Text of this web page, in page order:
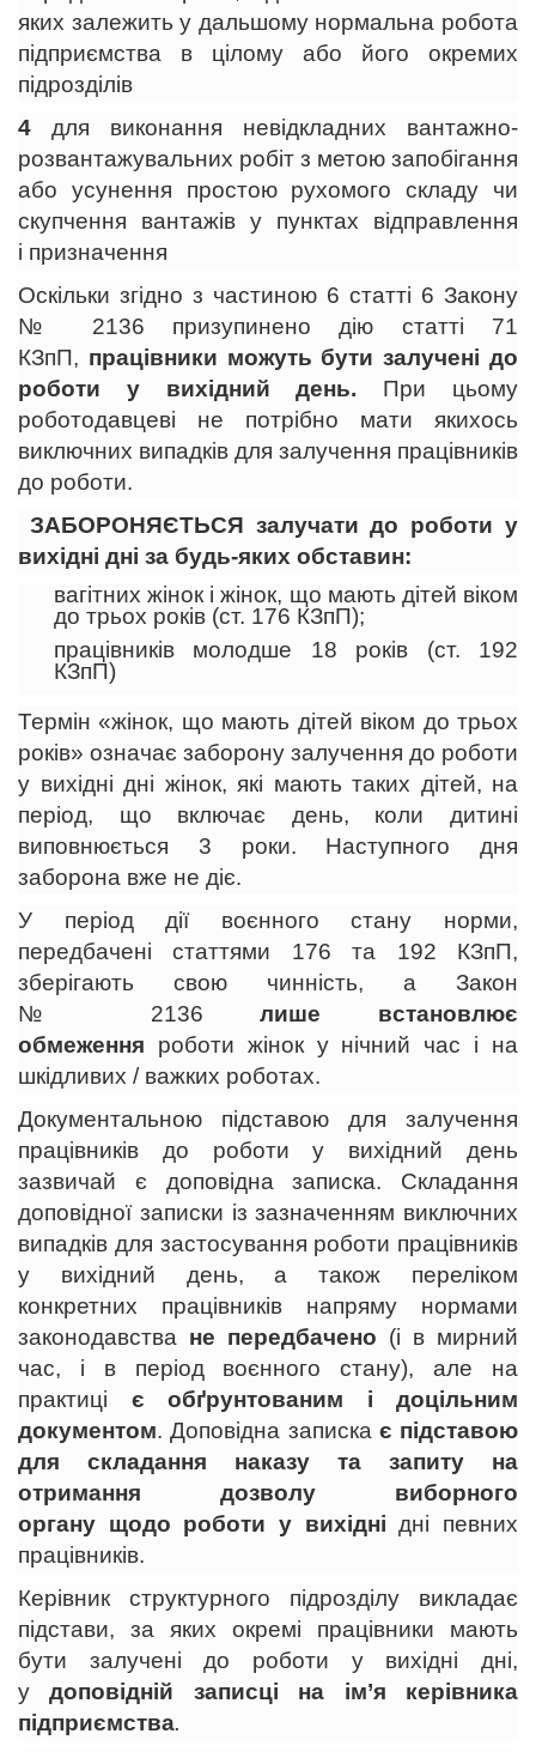
яких залежить у дальшому нормальна робота
підприємства в цілому або його окремих
підрозділів
4 для виконання невідкладних вантажно-
розвантажувальних робіт з метою запобігання
або усунення простою рухомого складу чи
скупчення вантажів у пунктах відправлення
і призначення
Оскільки згідно з частиною 6 статті 6 Закону
№ 2136 призупинено дію статті 71
КЗпП, працівники можуть бути залучені до
роботи у вихідний день. При цьому
роботодавцеві не потрібно мати якихось
виключних випадків для залучення працівників
до роботи.
ЗАБОРОНЯЄТЬСЯ залучати до роботи у
вихідні дні за будь-яких обставин:
вагітних жінок і жінок, що мають дітей віком
до трьох років (ст. 176 КЗпП);
працівників молодше 18 років (ст. 192
КЗпП)
Термін «жінок, що мають дітей віком до трьох
років» означає заборону залучення до роботи
у вихідні дні жінок, які мають таких дітей, на
період, що включає день, коли дитині
виповнюється 3 роки. Наступного дня
заборона вже не діє.
У період дії воєнного стану норми,
передбачені статтями 176 та 192 КЗпП,
зберігають свою чинність, а Закон
№ 2136лише встановлює
обмеження роботи жінок у нічний час і на
шкідливих / важких роботах.
Документальною підставою для залучення
працівників до роботи у вихідний день
зазвичай є доповідна записка. Складання
доповідної записки із зазначенням виключних
випадків для застосування роботи працівників
у вихідний день, а також переліком
конкретних працівників напряму нормами
законодавства не передбачено (і в мирний
час, і в період воєнного стану), але на
практиці є обґрунтованим і доцільним
документом. Доповідна записка є підставою
для складання наказу та запиту на
отримання дозволу виборного
органу щодо роботи у вихідні дні певних
працівників.
Керівник структурного підрозділу викладає
підстави, за яких окремі працівники мають
бути залучені до роботи у вихідні дні,
удоповідній записці на ім’я керівника
підприємства.